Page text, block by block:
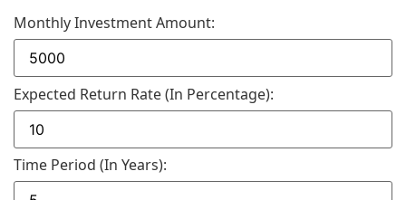
Monthly Investment Amount:
Expected Return Rate (in Percentage):
Time Period (in Years):